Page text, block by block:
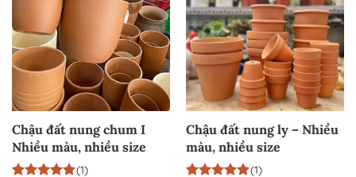
Chậu đất nung chum I
Nhiều màu, nhiều size
(1)
Chậu đất nung ly – Nhiều
màu, nhiều size
(1)